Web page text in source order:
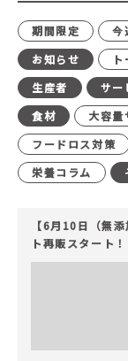
期間限定 今
お知らせ
生産者
サー
食材
大容量
フードロス対策
栄養コラム
【6月10日（無
ト再販スタート！